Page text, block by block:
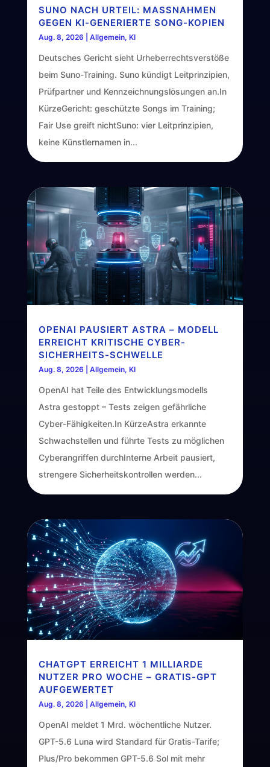
SUNO NACH URTEIL: MASSNAHMEN G
EGEN KI-GENERIERTE SONG-KOPIEN
Aug. 8, 2026 Allgemein, KI
Deutsches Gericht sieht Urheberrechtsverstöße
beim Suno-Training. Suno kündigt Leitprinzipien,
Prüfpartner und Kennzeichnungslösungen an.In
KürzeGericht: geschützte Songs im Training;
Fair Use greift nichtSuno: vier Leitprinzipien,
keine Künstlernamen in...
OPENAI PAUSIERT ASTRA – MODELL
ERREICHT KRITISCHE CYBER-
SICHERHEITS-SCHWELLE
Aug. 8, 2026 Allgemein, KI
OpenAI hat Teile des Entwicklungsmodells
Astra gestoppt – Tests zeigen gefährliche
Cyber-Fähigkeiten.In KürzeAstra erkannte
Schwachstellen und führte Tests zu möglichen
Cyberangriffen durchInterne Arbeit pausiert,
strengere Sicherheitskontrollen werden...
CHATGPT ERREICHT 1 MILLIARDE
NUTZER PRO WOCHE – GRATIS-GPT
AUFGEWERTET
Aug. 8, 2026 Allgemein, KI
OpenAI meldet 1 Mrd. wöchentliche Nutzer.
GPT-5.6 Luna wird Standard für Gratis-Tarife;
Plus/Pro bekommen GPT-5.6 Sol mit mehr